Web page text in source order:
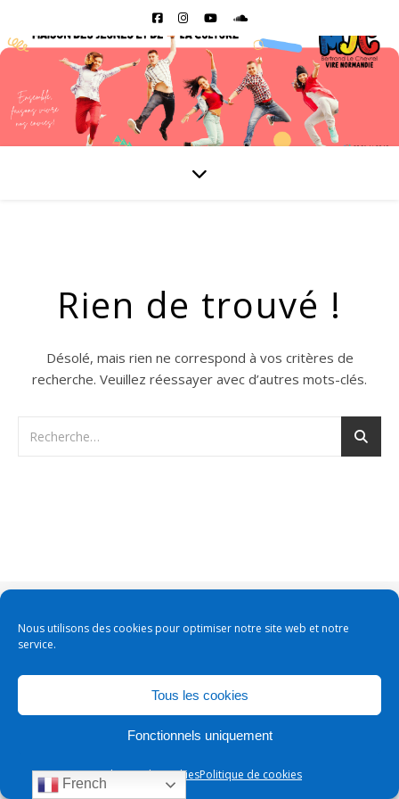
Nous utilisons des cookies pour optimiser notre site web et notre
service.
Tous les cookies
Fonctionnels uniquement
Politique de cookiesPolitique de cookies
Rien de trouvé !
Désolé, mais rien ne correspond à vos critères de
recherche. Veuillez réessayer avec d’autres mots-clés.
French